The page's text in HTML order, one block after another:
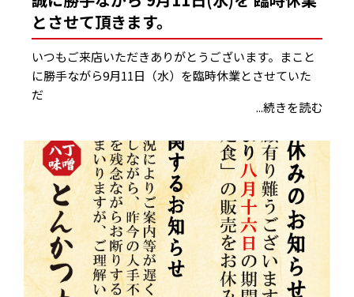
とさせて頂きます。
いつもご来店いただきありがとうございます。まこと
に勝手ながら9月11日（水）を臨時休業とさせていた
だ
...続きを読む